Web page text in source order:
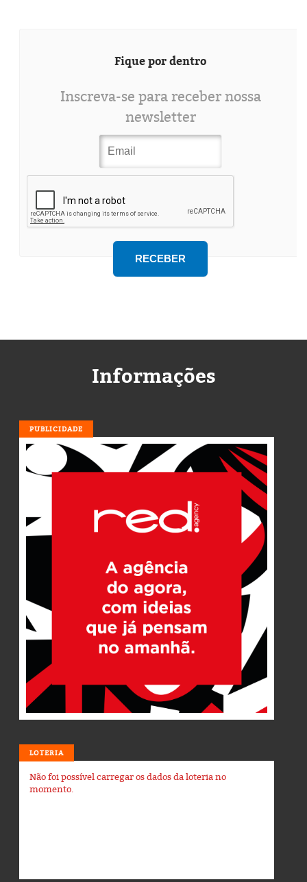
Fique por dentro
Inscreva-se para receber nossa
newsletter
Informações
PUBLICIDADE
LOTERIA
Não foi possível carregar os dados da loteria no
momento.